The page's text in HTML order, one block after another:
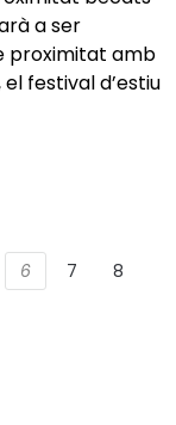
a ser
proximitat amb
festival d’estiu
6 7
8